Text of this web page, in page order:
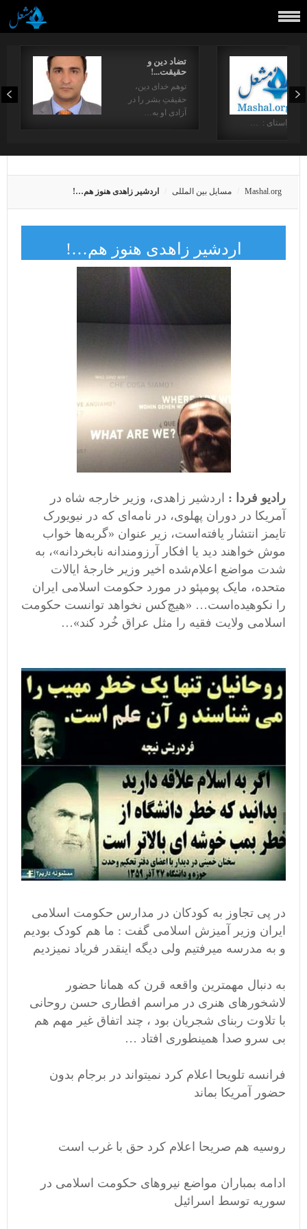
تضاد دین و
حقیقت...!
توهم خدای دین،
حقیقتِ بشر را در
آزادی او به…
در راستای : …
Mashal.org مسایل بین المللی اردشیر زاهدی هنوز هم…!
اردشیر زاهدی هنوز هم…!
رادیو فردا : اردشیر زاهدی، وزیر خارجه شاه در
آمریکا در دوران پهلوی، در نامه‌ای که در نیویورک
تایمز انتشار یافته‌است، زیر عنوان «گربه‌ها خواب
موش خواهند دید یا افکار آرزومندانه نابخردانه»، به
شدت مواضع اعلام‌شده اخیر وزیر خارجهٔ ایالات
متحده، مایک پومپئو در مورد حکومت اسلامی ایران
را نکوهیده‌است… «هیچ‌کس نخواهد توانست حکومت
اسلامی ولایت فقیه را مثل عراق خُرد کند»…
در پی تجاوز به کودکان در مدارس حکومت اسلامی
ایران وزیر آمیزش اسلامی گفت : ما هم کودک بودیم
و به مدرسه میرفتیم ولی دیگه اینقدر فریاد نمیزدیم
به دنبال مهمترین واقعه قرن که همانا حضور
لاشخورهای هنری در مراسم افطاری حسن روحانی
با تلاوت ربنای شجریان بود ، چند اتفاق غیر مهم هم
بی سرو صدا همینطوری افتاد …
فرانسه تلویحا اعلام کرد نمیتواند در برجام بدون
حضور آمریکا بماند
روسیه هم صریحا اعلام کرد حق با غرب است
ادامه بمباران مواضع نیروهای حکومت اسلامی در
سوریه توسط اسرائیل